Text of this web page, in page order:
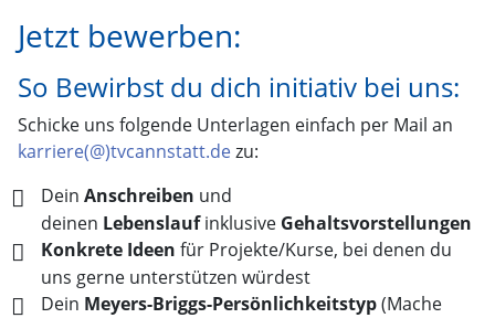
Jetzt bewerben:
So Bewirbst du dich initiativ bei uns:
Schicke uns folgende Unterlagen einfach per Mail an
karriere(@)tvcannstatt.dezu:
Dein Anschreiben und
deinen Lebenslaufinklusive Gehaltsvorstellungen
Konkrete Ideen für Projekte/Kurse, bei denen du
uns gerne unterstützen würdest
Dein Meyers-Briggs-Persönlichkeitstyp(Mache